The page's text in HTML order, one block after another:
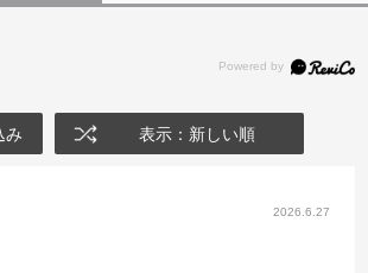
み 表示：新しい順
2026.6.27